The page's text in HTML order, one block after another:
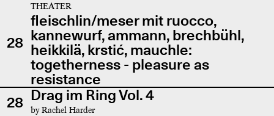
28
THEATER
fleischlin/meser mit ruocco,
kannewurf, ammann, brechbühl,
heikkilä, krstić, mauchle:
togetherness - pleasure as
resistance
28 Drag im Ring Vol. 4
by Rachel Harder